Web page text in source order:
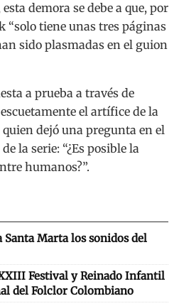
demora se debe a que, por
“solo tiene unas tres páginas
sido plasmadas en el guion
a prueba a través de
el artífice de la
dejó una pregunta en el
la serie: “¿Es posible la
humanos?”.
Santa Marta los sonidos del
Festival y Reinado Infantil
del Folclor Colombiano